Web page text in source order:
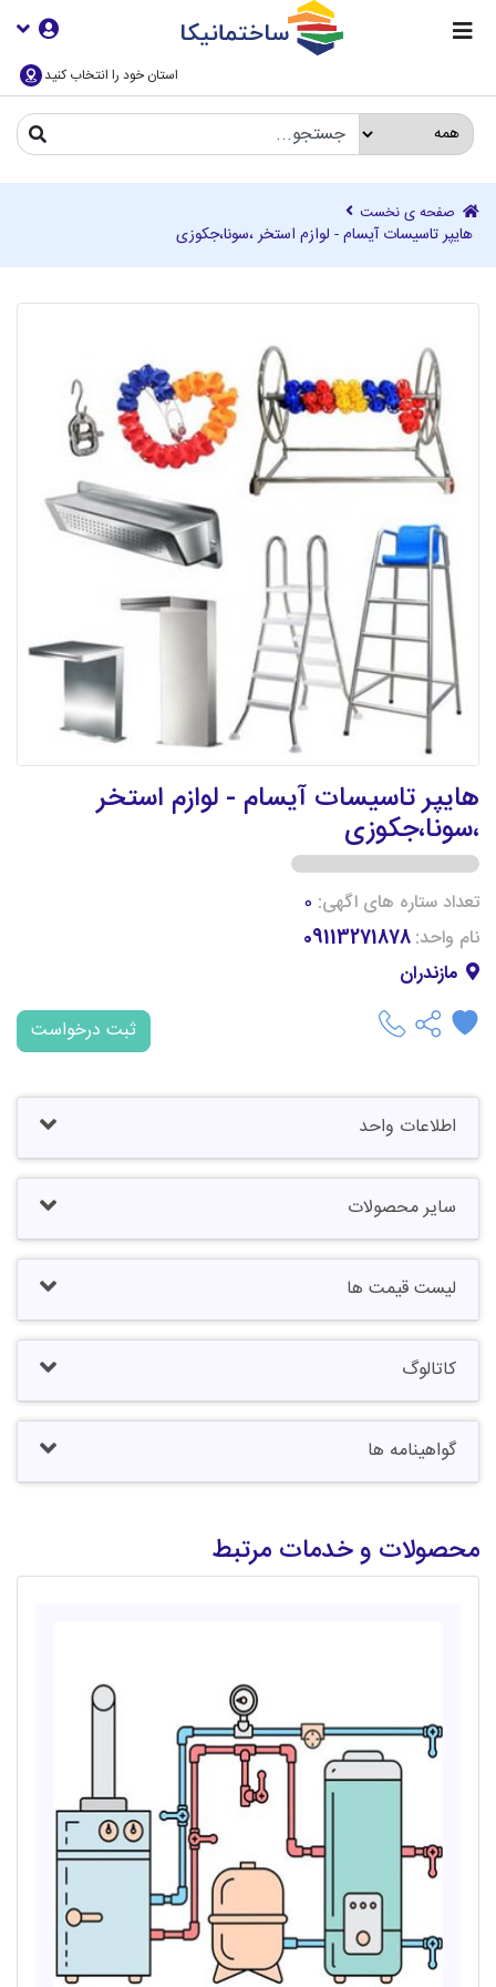
استان خود را انتخاب کنید
صفحه ی نخست
هایپر تاسیسات آیسام - لوازم استخر ،سونا،جکوزی
هایپر تاسیسات آیسام - لوازم استخر
،سونا،جکوزی
تعداد ستاره های اگهی: 0
نام واحد:09113271878
مازندران
ثبت درخواست
اطلاعات واحد
سایر محصولات
لیست قیمت ها
کاتالوگ
گواهینامه ها
محصولات و خدمات مرتبط